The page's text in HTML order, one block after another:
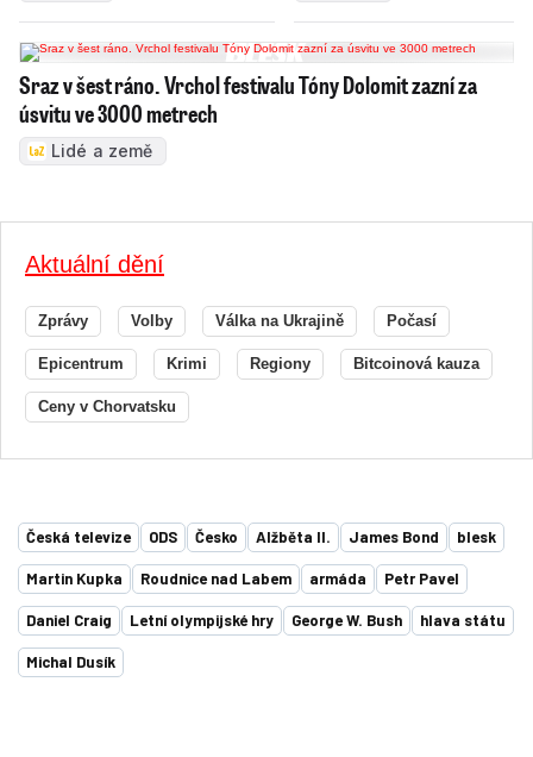
Sraz v šest ráno. Vrchol festivalu Tóny Dolomit zazní za
úsvitu ve 3000 metrech
Lidé a země
Aktuální dění
Zprávy Volby Válka na Ukrajině Počasí
Epicentrum Krimi Regiony Bitcoinová kauza
Ceny v Chorvatsku
Česká televize ODS Česko Alžběta II. James Bond blesk
Martin Kupka Roudnice nad Labem armáda Petr Pavel
Daniel Craig Letní olympijské hry George W. Bush hlava státu
Michal Dusík